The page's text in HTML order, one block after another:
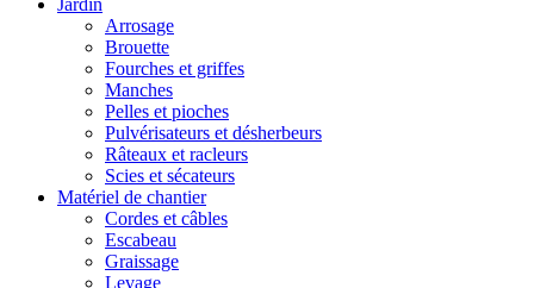
Arrosage
Brouette
Fourches et griffes
Manches
Pelles et pioches
Pulvérisateurs et désherbeurs
Râteaux et racleurs
Scies et sécateurs
Matériel de chantier
Cordes et câbles
Escabeau
Graissage
Levage